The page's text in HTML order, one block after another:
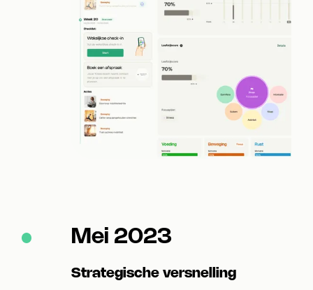
Mei 2023
Strategische versnelling